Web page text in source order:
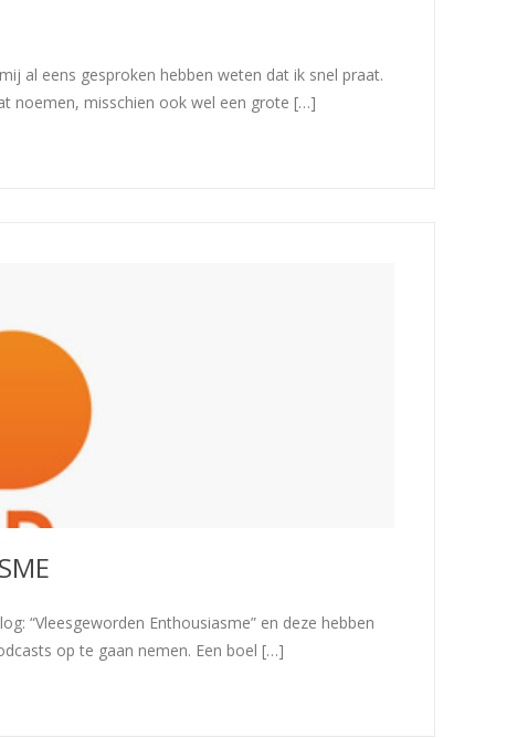
al eens gesproken hebben weten dat ik snel praat.
noemen, misschien ook wel een grote […]
“Vleesgeworden Enthousiasme” en deze hebben
op te gaan nemen. Een boel […]